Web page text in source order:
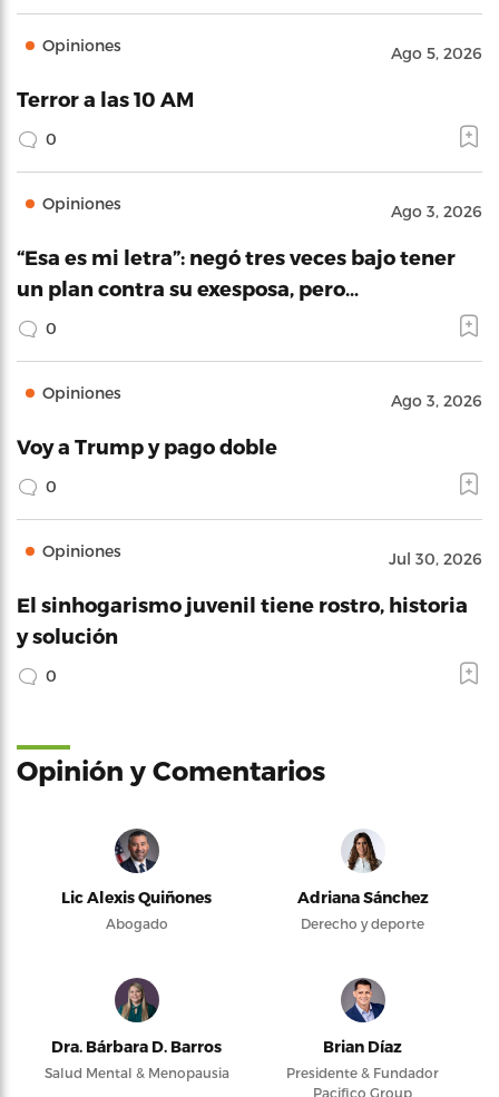
Opiniones Ago 5, 2026
Terror a las 10 AM
0
Opiniones Ago 3, 2026
“Esa es mi letra”: negó tres veces bajo tener
un plan contra su exesposa, pero…
0
Opiniones Ago 3, 2026
Voy a Trump y pago doble
0
Opiniones Jul 30, 2026
El sinhogarismo juvenil tiene rostro, historia
y solución
0
Opinión y Comentarios
Lic Alexis Quiñones
Abogado
Adriana Sánchez
Derecho y deporte
Dra. Bárbara D. Barros
Salud Mental & Menopausia
Brian Díaz
Presidente & Fundador
Pacifico Group